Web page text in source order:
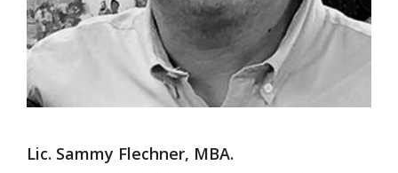
Lic. Sammy Flechner, MBA.